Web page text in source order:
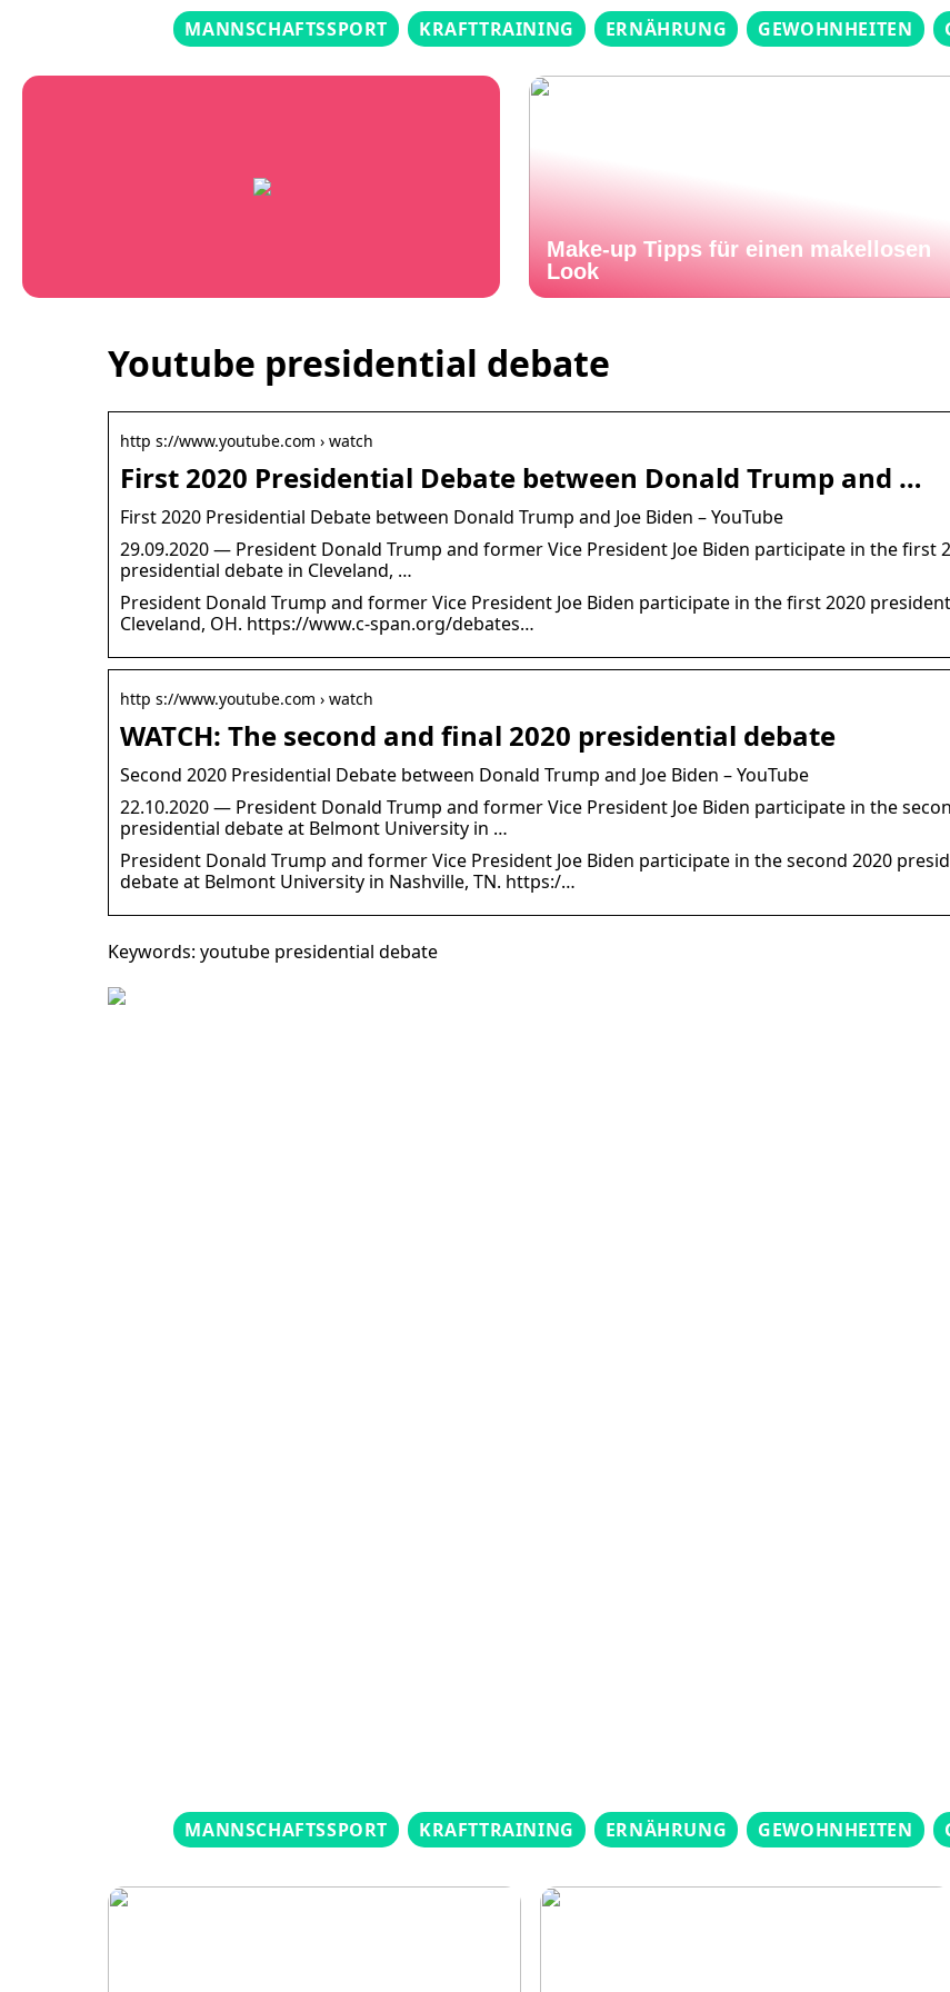
MANNSCHAFTSSPORT KRAFTTRAINING ERNÄHRUNG GEWOHNHEITEN
Make-up Tipps für einen makellosen
Look
Youtube presidential debate
http s://www.youtube.com › watch
First 2020 Presidential Debate between Donald Trump and …
First 2020 Presidential Debate between Donald Trump and Joe Biden – YouTube
29.09.2020 — President Donald Trump and former Vice President Joe Biden participate in the first
presidential debate in Cleveland, …
President Donald Trump and former Vice President Joe Biden participate in the first 2020
Cleveland, OH. https://www.c-span.org/debates…
http s://www.youtube.com › watch
WATCH: The second and final 2020 presidential debate
Second 2020 Presidential Debate between Donald Trump and Joe Biden – YouTube
22.10.2020 — President Donald Trump and former Vice President Joe Biden participate in the
presidential debate at Belmont University in …
President Donald Trump and former Vice President Joe Biden participate in the second 2020
debate at Belmont University in Nashville, TN. https:/…
Keywords: youtube presidential debate
MANNSCHAFTSSPORT KRAFTTRAINING ERNÄHRUNG GEWOHNHEITEN